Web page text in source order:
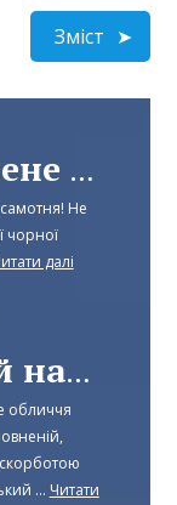
Зміст
Запроси мене на каву
Не
чорної
далі
Наречений напрокат
обличчя
... Читати